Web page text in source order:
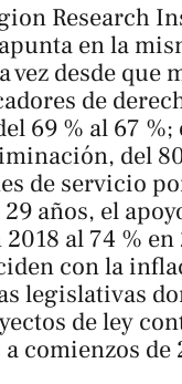
Research
en la
desde que
de
69 % al 67 %;
del
de servicio
años, el
al 74 % en
con la
legislativas
de ley
comienzos de